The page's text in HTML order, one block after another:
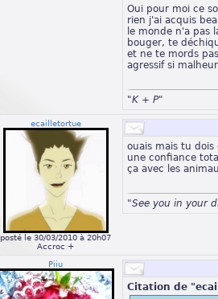
Oui pour moi ce
rien j'ai acquis
le monde n'a pas
bouger, te
et ne te mords
agressif si
"K + P"
ecailletortue
posté le 30/03/2010 à 20h07
Accroc +
ouais mais tu
une confiance
ça avec les
"See you in your
Piiu
Citation de